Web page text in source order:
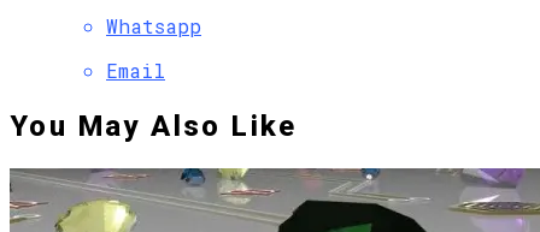
Whatsapp
Email
You May Also Like